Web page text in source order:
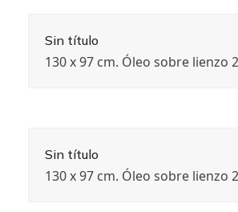
Sin título
130 x 97 cm. Óleo sobre lienzo
Sin título
130 x 97 cm. Óleo sobre lienzo